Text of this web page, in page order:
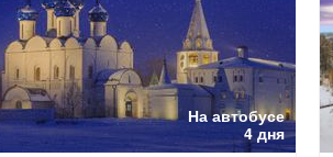
На автобусе
4 дня